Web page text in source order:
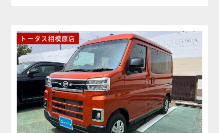
トータス相模原店